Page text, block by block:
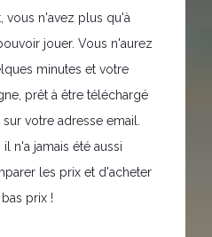
vous n'avez plus qu'à
jouer. Vous n'aurez
minutes et votre
prêt à être téléchargé
votre adresse email.
n'a jamais été aussi
les prix et d'acheter
prix !